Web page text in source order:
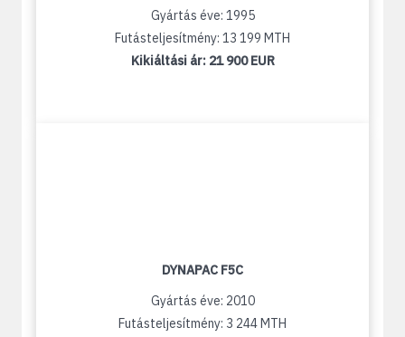
Gyártás éve: 1995
Futásteljesítmény: 13 199 MTH
Kikiáltási ár: 21 900 EUR
DYNAPAC F5C
Gyártás éve: 2010
Futásteljesítmény: 3 244 MTH